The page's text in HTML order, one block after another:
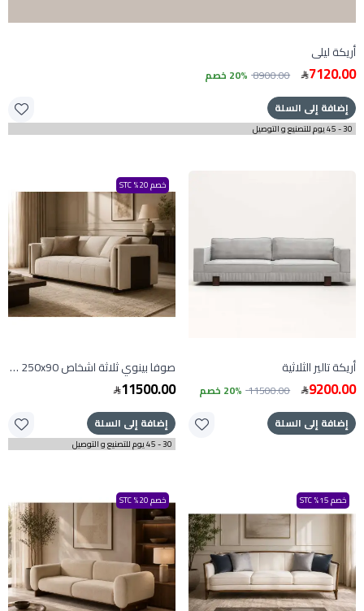
أريكة ليلى
7120.00
8900.00 20% خصم
إضافة إلى السلة
30 - 45 يوم للتصنيع و التوصيل
أريكة تالير الثلاثية
9200.00
11500.00 20% خصم
إضافة إلى السلة
خصم 20% STC
صوفا بينوي ثلاثة اشخاص 250x90 سم
11500.00
إضافة إلى السلة
30 - 45 يوم للتصنيع و التوصيل
خصم 15% STC خصم 20% STC